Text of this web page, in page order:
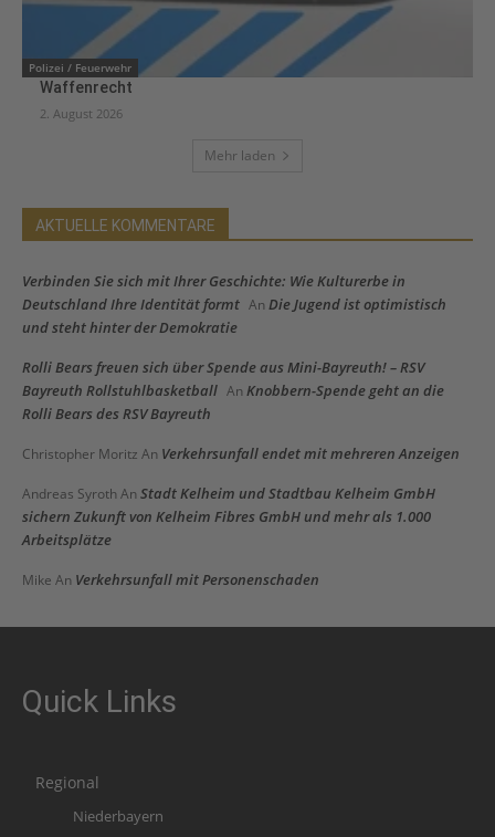
Polizei / Feuerwehr
Waffenrecht
2. August 2026
Mehr laden
AKTUELLE KOMMENTARE
Verbinden Sie sich mit Ihrer Geschichte: Wie Kulturerbe in
Deutschland Ihre Identität formt An Die Jugend ist optimistisch
und steht hinter der Demokratie
Rolli Bears freuen sich über Spende aus Mini-Bayreuth! – RSV
Bayreuth Rollstuhlbasketball An Knobbern-Spende geht an die
Rolli Bears des RSV Bayreuth
Christopher Moritz An Verkehrsunfall endet mit mehreren Anzeigen
Andreas Syroth An Stadt Kelheim und Stadtbau Kelheim GmbH
sichern Zukunft von Kelheim Fibres GmbH und mehr als 1.000
Arbeitsplätze
Mike An Verkehrsunfall mit Personenschaden
Quick Links
Regional
Niederbayern